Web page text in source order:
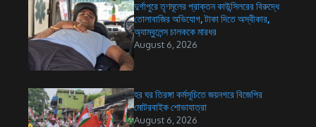
দুর্গাপুরে তৃণমূলের প্রাক্তন কাউন্সিলরের বিরুদ্ধে
তোলাবাজির অভিযোগ, টাকা দিতে অস্বীকার,
অ্যাম্বুলেন্স চালককে মারধর
August 6, 2026
হর ঘর তিরঙ্গা কর্মসূচিতে জয়নগরে বিজেপির
মোটরবাইক শোভাযাত্রা
August 6, 2026